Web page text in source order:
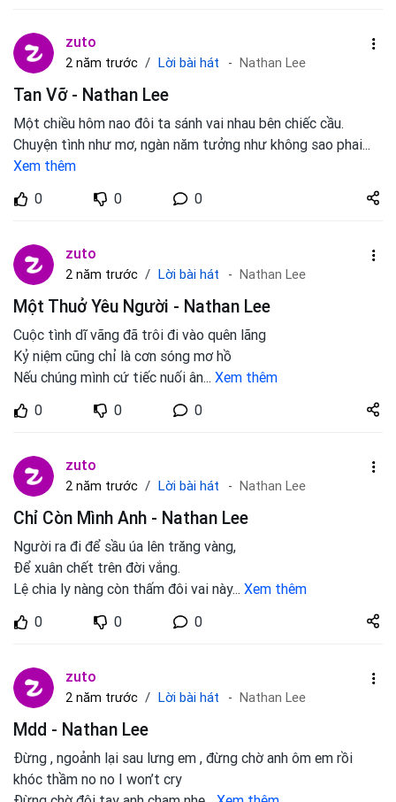
zuto
2 năm trước Lời bài hát Nathan Lee
Tan Vỡ - Nathan Lee
Một chiều hôm nao đôi ta sánh vai nhau bên chiếc cầu.
Chuyện tình như mơ, ngàn năm tưởng như không sao phai...
Xem thêm
0
0 0
Share
zuto.vn
zuto
2 năm trước Lời bài hát Nathan Lee
Một Thuở Yêu Người - Nathan Lee
Cuộc tình dĩ vãng đã trôi đi vào quên lãng
Kỷ niệm cũng chỉ là cơn sóng mơ hồ
Nếu chúng mình cứ tiếc nuối ân... Xem thêm
0
0 0
Share
zuto.vn
zuto
2 năm trước Lời bài hát Nathan Lee
Chỉ Còn Mình Anh - Nathan Lee
Người ra đi để sầu úa lên trăng vàng,
Để xuân chết trên đời vắng.
Lệ chia ly nàng còn thấm đôi vai này... Xem thêm
0
0 0
Share
zuto.vn
zuto
2 năm trước Lời bài hát Nathan Lee
Mdd - Nathan Lee
Đừng , ngoảnh lại sau lưng em , đừng chờ anh ôm em rồi
khóc thầm no no I won’t cry